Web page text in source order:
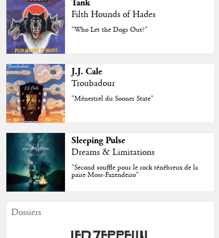
Tank
Filth Hounds of Hades
"Who Let the Dogs Out?"
J.J. Cale
Troubadour
"Ménestrel du Sooner State"
Sleeping Pulse
Dreams & Limitations
"Second souffle pour le rock ténébreux de la
paire Moss-Fazendeiro"
Dossiers